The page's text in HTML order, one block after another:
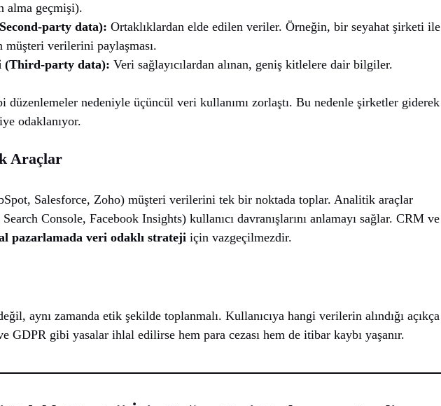
alma geçmişi).
party data): Ortaklıklardan elde edilen veriler. Örneğin, bir seyahat şirketi ile
verilerini paylaşması.
(Third-party data): Veri sağlayıcılardan alınan, geniş kitlelere dair bilgiler.
nedeniyle üçüncül veri kullanımı zorlaştı. Bu nedenle şirketler giderek
odaklanıyor.
Araçlar
Salesforce, Zoho) müşteri verilerini tek bir noktada toplar. Analitik araçlar
Console, Facebook Insights) kullanıcı davranışlarını anlamayı sağlar. CRM ve
pazarlamada veri odaklı strateji için vazgeçilmezdir.
aynı zamanda etik şekilde toplanmalı. Kullanıcıya hangi verilerin alındığı açıkça
gibi yasalar ihlal edilirse hem para cezası hem de itibar kaybı yaşanır.